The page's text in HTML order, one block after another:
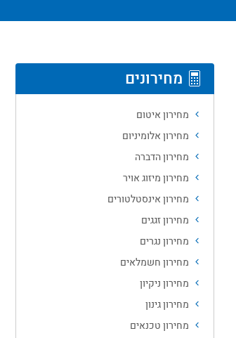
מחירונים
מחירון איטום
מחירון אלומיניום
מחירון הדברה
מחירון מיזוג אויר
מחירון אינסטלטורים
מחירון זגגים
מחירון נגרים
מחירון חשמלאים
מחירון ניקיון
מחירון גינון
מחירון טכנאים